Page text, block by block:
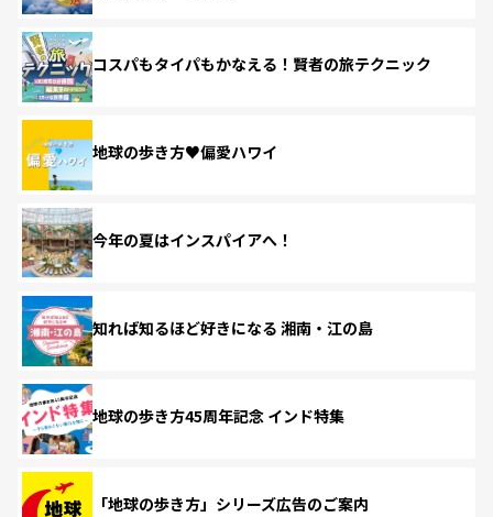
コスパもタイパもかなえる！賢者の旅テクニック
地球の歩き方♥偏愛ハワイ
今年の夏はインスパイアへ！
知れば知るほど好きになる 湘南・江の島
地球の歩き方45周年記念 インド特集
「地球の歩き方」シリーズ広告のご案内